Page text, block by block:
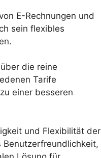
E-Rechnungen und
sein flexibles
die reine
Tarife
einer besseren
und Flexibilität der
Benutzerfreundlichkeit,